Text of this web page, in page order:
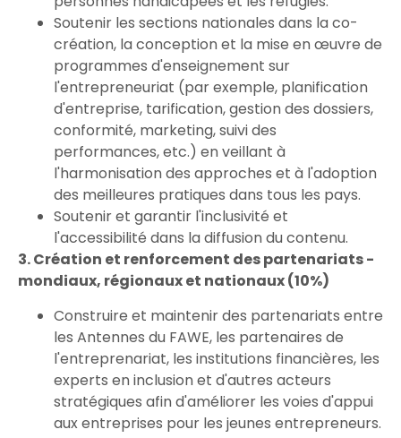
Soutenir les sections nationales dans la co-
création, la conception et la mise en œuvre de
programmes d'enseignement sur
l'entrepreneuriat (par exemple, planification
d'entreprise, tarification, gestion des dossiers,
conformité, marketing, suivi des
performances, etc.) en veillant à
l'harmonisation des approches et à l'adoption
des meilleures pratiques dans tous les pays.
Soutenir et garantir l'inclusivité et
l'accessibilité dans la diffusion du contenu.
3. Création et renforcement des partenariats -
mondiaux, régionaux et nationaux (10%)
Construire et maintenir des partenariats entre
les Antennes du FAWE, les partenaires de
l'entreprenariat, les institutions financières, les
experts en inclusion et d'autres acteurs
stratégiques afin d'améliorer les voies d'appui
aux entreprises pour les jeunes entrepreneurs.